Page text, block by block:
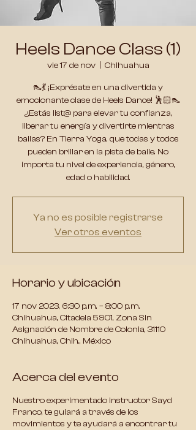
Heels Dance Class (1)
vie 17 de nov
  |
Chihuahua
👠💃 ¡Exprésate en una divertida y
emocionante clase de Heels Dance! 🕺🏻👠
¿Estás list@ para elevar tu confianza,
liberar tu energía y divertirte mientras
bailas? En Tierra Yoga, que todas y todos
pueden brillar en la pista de baile. No
importa tu nivel de experiencia, género,
edad o habilidad.
Ya no es posible registrarse
Ver otros eventos
Horario y ubicación
17 nov 2023, 6:30 p.m. – 8:00 p.m.
Chihuahua, Citadela 5901, Zona Sin
Asignación de Nombre de Colonia, 31110
Chihuahua, Chih., México
Acerca del evento
Nuestro experimentado instructor Sayd
Franco, te guiará a través de los
movimientos y te ayudará a encontrar tu